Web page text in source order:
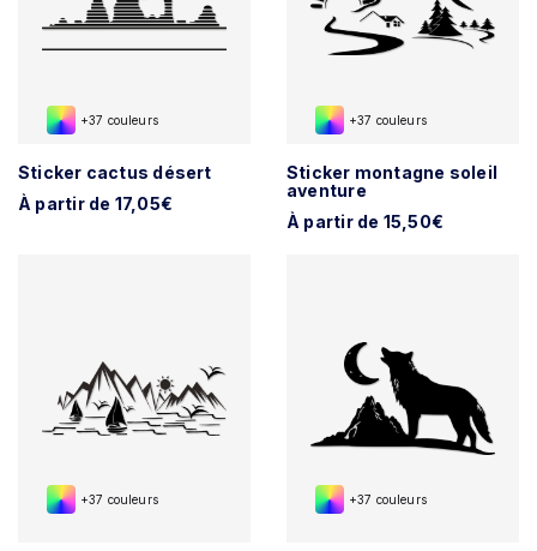
+37 couleurs
Sticker cactus désert
À partir de 17,05€
+37 couleurs
Sticker montagne soleil
aventure
À partir de 15,50€
+37 couleurs +37 couleurs